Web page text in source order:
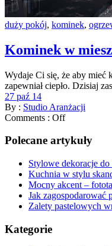
duży pokój, kominek,
Kominek w
Wydaje Ci się, że aby mieć
zapewniał ciepło. Dzisiaj
27 paź 14
By : Studio Aranżacji
Comments : Off
Polecane artykuły
Stylowe dekoracje do
Kuchnia w stylu
Mocny akcent –
Jak zagospodarować
Zalety pastelowych
Kategorie